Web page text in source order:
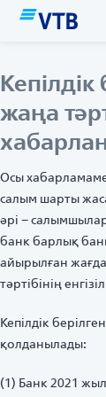
Кепілдік
жаңа
Осы
салым шарты
әрі –
банк барлық
айырылған
тәртібінің
Кепілдік
қолданылады:
(1) Банк 2021